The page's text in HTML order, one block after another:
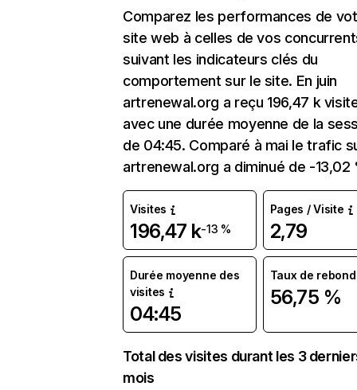
Comparez les performances de
site web à celles de vos
suivant les indicateurs clés du
comportement sur le site. En juin
artrenewal.org a reçu 196,47 k
avec une durée moyenne de la
de 04:45. Comparé à mai le trafic
artrenewal.org a diminué de -13,02
Visites
196,47 k-13 %
Pages / Visite
2,79
Durée moyenne des
visites
04:45
Taux de rebond
56,75 %
Total des visites durant les 3
mois